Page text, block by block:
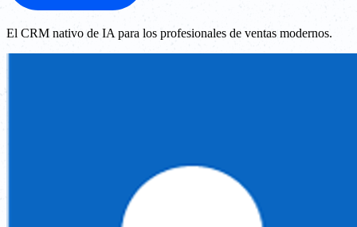
El CRM nativo de IA para los profesionales de ventas modernos.